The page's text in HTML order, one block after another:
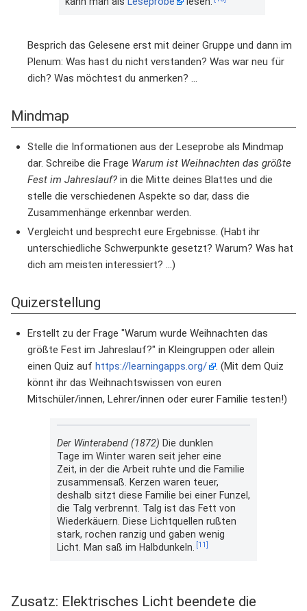
Besprich das Gelesene erst mit deiner Gruppe und dann im
Plenum: Was hast du nicht verstanden? Was war neu für
dich? Was möchtest du anmerken? ...
Mindmap
Stelle die Informationen aus der Leseprobe als Mindmap
dar. Schreibe die Frage Warum ist Weihnachten das größte
Fest im Jahreslauf? in die Mitte deines Blattes und die
stelle die verschiedenen Aspekte so dar, dass die
Zusammenhänge erkennbar werden.
Vergleicht und besprecht eure Ergebnisse. (Habt ihr
unterschiedliche Schwerpunkte gesetzt? Warum? Was hat
dich am meisten interessiert? ...)
Quizerstellung
Erstellt zu der Frage "Warum wurde Weihnachten das
größte Fest im Jahreslauf?" in Kleingruppen oder allein
einen Quiz auf https://learningapps.org/
. (Mit dem Quiz
könnt ihr das Weihnachtswissen von euren
Mitschüler/innen, Lehrer/innen oder eurer Familie testen!)
Der Winterabend (1872) Die dunklen
Tage im Winter waren seit jeher eine
Zeit, in der die Arbeit ruhte und die Familie
zusammensaß. Kerzen waren teuer,
deshalb sitzt diese Familie bei einer Funzel,
die Talg verbrennt. Talg ist das Fett von
Wiederkäuern. Diese Lichtquellen rußten
stark, rochen ranzig und gaben wenig
Licht. Man saß im Halbdunkeln. [11]
Zusatz: Elektrisches Licht beendete die